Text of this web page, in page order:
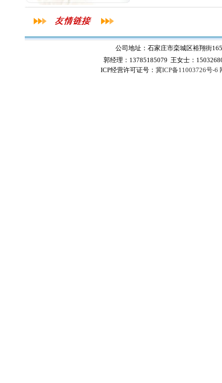
公司地址：石家庄市栾城区裕翔街
郭经理：13785185079 王女士：
ICP经营许可证号： 冀ICP备11003726号-6